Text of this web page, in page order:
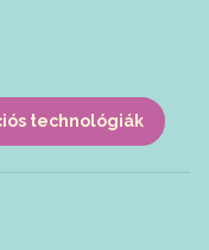
technológiák